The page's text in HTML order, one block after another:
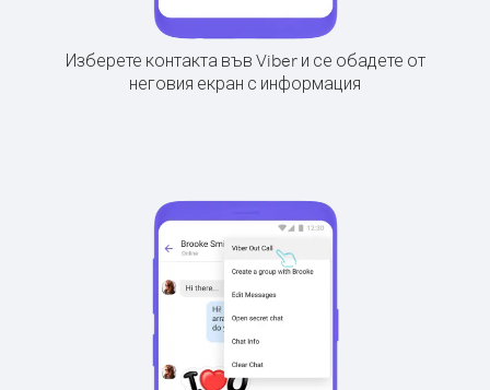
Изберете контакта във Viber и се обадете от
неговия екран с информация